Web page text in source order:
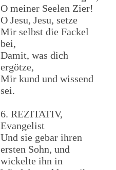
O meiner Seelen Zier!
O Jesu, Jesu, setze
Mir selbst die Fackel
bei,
Damit, was dich
ergötze,
Mir kund und wissend
sei.
6. REZITATIV,
Evangelist
Und sie gebar ihren
ersten Sohn, und
wickelte ihn in